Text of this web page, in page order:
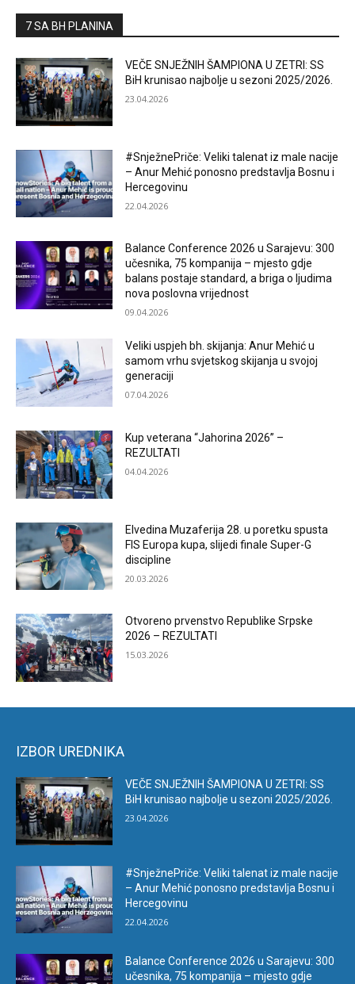
7 SA BH PLANINA
VEČE SNJEŽNIH ŠAMPIONA U ZETRI: SS
BiH krunisao najbolje u sezoni 2025/2026.
23.04.2026
#SnježnePriče: Veliki talenat iz male nacije
– Anur Mehić ponosno predstavlja Bosnu i
Hercegovinu
22.04.2026
Balance Conference 2026 u Sarajevu: 300
učesnika, 75 kompanija – mjesto gdje
balans postaje standard, a briga o ljudima
nova poslovna vrijednost
09.04.2026
Veliki uspjeh bh. skijanja: Anur Mehić u
samom vrhu svjetskog skijanja u svojoj
generaciji
07.04.2026
Kup veterana “Jahorina 2026” –
REZULTATI
04.04.2026
Elvedina Muzaferija 28. u poretku spusta
FIS Europa kupa, slijedi finale Super-G
discipline
20.03.2026
Otvoreno prvenstvo Republike Srpske
2026 – REZULTATI
15.03.2026
IZBOR UREDNIKA
VEČE SNJEŽNIH ŠAMPIONA U ZETRI: SS
BiH krunisao najbolje u sezoni 2025/2026.
23.04.2026
#SnježnePriče: Veliki talenat iz male nacije
– Anur Mehić ponosno predstavlja Bosnu i
Hercegovinu
22.04.2026
Balance Conference 2026 u Sarajevu: 300
učesnika, 75 kompanija – mjesto gdje